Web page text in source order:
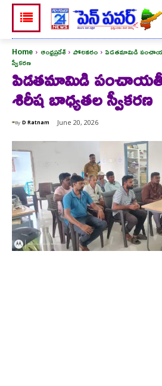
Home ఆంధ్రప్రదేశ్ పోలవరం పిడతమామిడి
స్వీకరణ
పిడతమామిడి పంచాయతీ
శిరీష బాధ్యతల స్వీకరణ
By D Ratnam June 20, 2026